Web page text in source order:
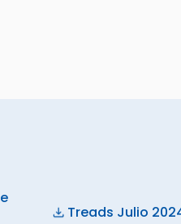
Treads Julio